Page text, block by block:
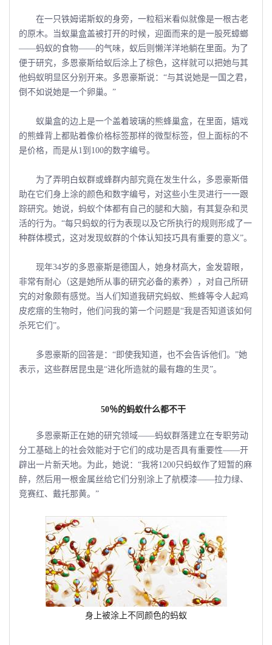
在一只铁姆诺斯蚁的身旁，一粒稻米看似就像是一根古老
的原木。当蚁巢盒盖被打开的时候，迎面而来的是一股死蟑螂
――蚂蚁的食物――的气味，蚁后则懒洋洋地躺在里面。为了
便于研究，多恩豪斯给蚁后涂上了棕色，这样就可以把她与其
他蚂蚁明显区分别开来。多恩豪斯说：“与其说她是一国之君，
倒不如说她是一个卵巢。”
蚁巢盒的边上是一个盖着玻璃的熊蜂巢盒，在里面，嬉戏
的熊蜂背上都贴着像价格标签那样的微型标签，但上面标的不
是价格，而是从1到100的数字编号。
为了弄明白蚁群或蜂群内部究竟在发生什么，多恩豪斯借
助在它们身上涂的颜色和数字编号，对这些小生灵进行一一跟
踪研究。她说，蚂蚁个体都有自己的腿和大脑，有其复杂和灵
活的行为。“每只蚂蚁的行为表现以及它所执行的规则形成了一
种群体模式，这对发现蚁群的个体认知技巧具有重要的意义”。
现年34岁的多恩豪斯是德国人，她身材高大，金发碧眼，
非常有耐心（这是她所从事的研究必备的素养），对自己所研
究的对象颇有感觉。当人们知道我研究蚂蚁、熊蜂等令人起鸡
皮疙瘩的生物时，他们问我的第一个问题是“我是否知道该如何
杀死它们”。
多恩豪斯的回答是：“即使我知道，也不会告诉他们。”她
表示，这些群居昆虫是“进化所造就的最有趣的生灵”。
50％的蚂蚁什么都不干
多恩豪斯正在她的研究领域――蚂蚁群落建立在专职劳动
分工基础上的社会效能对于它们的成功是否具有重要性――开
辟出一片新天地。为此，她说：“我将1200只蚂蚁作了短暂的麻
醉，然后用一根金属丝给它们分别涂上了航模漆――拉力绿、
竞赛红、戴托那黄。”
身上被涂上不同颜色的蚂蚁